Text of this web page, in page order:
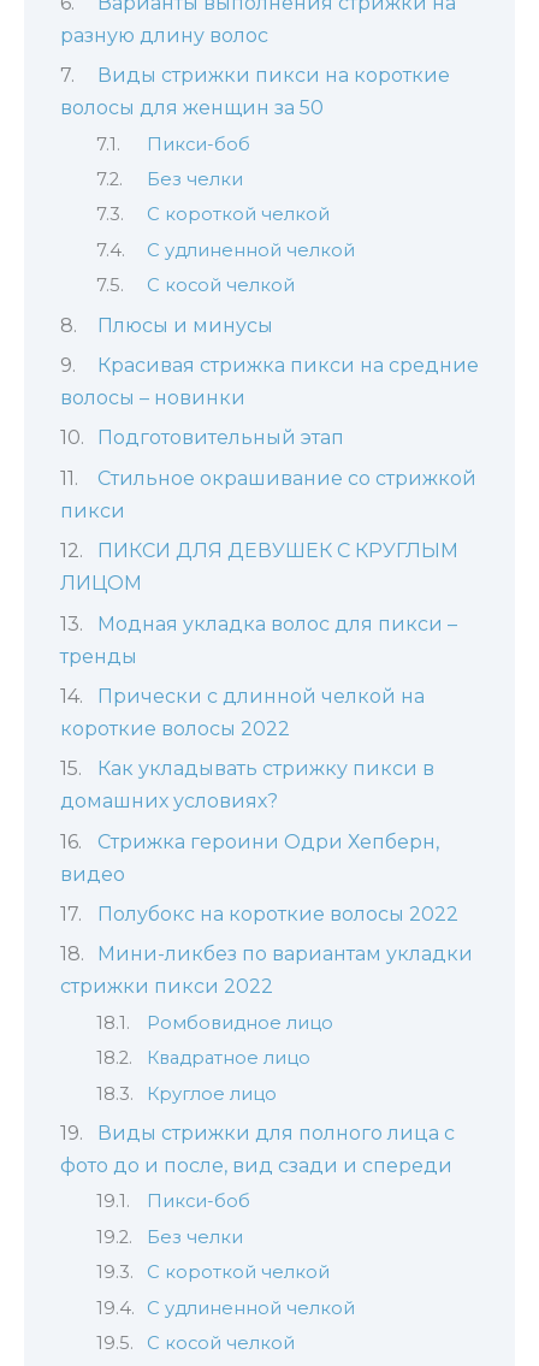
разную длину волос
Виды стрижки пикси на короткие
волосы для женщин за 50
Пикси-боб
Без челки
С короткой челкой
С удлиненной челкой
С косой челкой
Плюсы и минусы
Красивая стрижка пикси на средние
волосы – новинки
Подготовительный этап
Стильное окрашивание со стрижкой
пикси
ПИКСИ ДЛЯ ДЕВУШЕК С КРУГЛЫМ
ЛИЦОМ
Модная укладка волос для пикси –
тренды
Прически с длинной челкой на
короткие волосы 2022
Как укладывать стрижку пикси в
домашних условиях?
Стрижка героини Одри Хепберн,
видео
Полубокс на короткие волосы 2022
Мини-ликбез по вариантам укладки
стрижки пикси 2022
Ромбовидное лицо
Квадратное лицо
Круглое лицо
Виды стрижки для полного лица с
фото до и после, вид сзади и спереди
Пикси-боб
Без челки
С короткой челкой
С удлиненной челкой
С косой челкой